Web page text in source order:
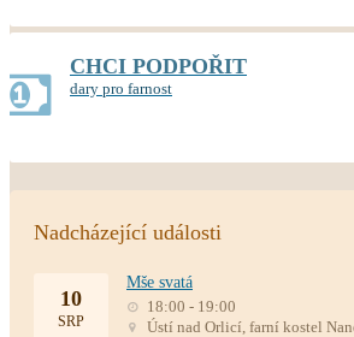
CHCI PODPOŘIT
dary pro farnost
Nadcházející události
10
SRP
Mše svatá
18:00 - 19:00
Ústí nad Orlicí, farní kostel